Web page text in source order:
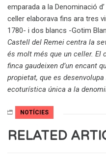
emparada a la Denominació
celler elaborava fins ara tres
1780- i dos blancs -Gotim
Castell del Remei centra la
és molt més que un celler. El
finca gaudeixen d’un encant
propietat, que es
ecoturística única a la
NOTÍCIES
RELATED